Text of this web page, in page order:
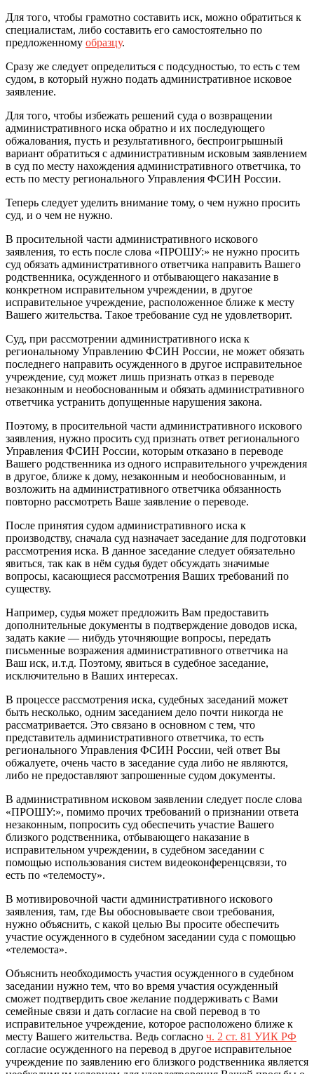
Для того, чтобы грамотно составить иск, можно обратиться к
специалистам, либо составить его самостоятельно по
предложенному образцу.
Сразу же следует определиться с подсудностью, то есть с тем
судом, в который нужно подать административное исковое
заявление.
Для того, чтобы избежать решений суда о возвращении
административного иска обратно и их последующего
обжалования, пусть и результативного, беспроигрышный
вариант обратиться с административным исковым заявлением
в суд по месту нахождения административного ответчика, то
есть по месту регионального Управления ФСИН России.
Теперь следует уделить внимание тому, о чем нужно просить
суд, и о чем не нужно.
В просительной части административного искового
заявления, то есть после слова «ПРОШУ:» не нужно просить
суд обязать административного ответчика направить Вашего
родственника, осужденного и отбывающего наказание в
конкретном исправительном учреждении, в другое
исправительное учреждение, расположенное ближе к месту
Вашего жительства. Такое требование суд не удовлетворит.
Суд, при рассмотрении административного иска к
региональному Управлению ФСИН России, не может обязать
последнего направить осужденного в другое исправительное
учреждение, суд может лишь признать отказ в переводе
незаконным и необоснованным и обязать административного
ответчика устранить допущенные нарушения закона.
Поэтому, в просительной части административного искового
заявления, нужно просить суд признать ответ регионального
Управления ФСИН России, которым отказано в переводе
Вашего родственника из одного исправительного учреждения
в другое, ближе к дому, незаконным и необоснованным, и
возложить на административного ответчика обязанность
повторно рассмотреть Ваше заявление о переводе.
После принятия судом административного иска к
производству, сначала суд назначает заседание для подготовки
рассмотрения иска. В данное заседание следует обязательно
явиться, так как в нём судья будет обсуждать значимые
вопросы, касающиеся рассмотрения Ваших требований по
существу.
Например, судья может предложить Вам предоставить
дополнительные документы в подтверждение доводов иска,
задать какие — нибудь уточняющие вопросы, передать
письменные возражения административного ответчика на
Ваш иск, и.т.д. Поэтому, явиться в судебное заседание,
исключительно в Ваших интересах.
В процессе рассмотрения иска, судебных заседаний может
быть несколько, одним заседанием дело почти никогда не
рассматривается. Это связано в основном с тем, что
представитель административного ответчика, то есть
регионального Управления ФСИН России, чей ответ Вы
обжалуете, очень часто в заседание суда либо не являются,
либо не предоставляют запрошенные судом документы.
В административном исковом заявлении следует после слова
«ПРОШУ:», помимо прочих требований о признании ответа
незаконным, попросить суд обеспечить участие Вашего
близкого родственника, отбывающего наказание в
исправительном учреждении, в судебном заседании с
помощью использования систем видеоконференцсвязи, то
есть по «телемосту».
В мотивировочной части административного искового
заявления, там, где Вы обосновываете свои требования,
нужно объяснить, с какой целью Вы просите обеспечить
участие осужденного в судебном заседании суда с помощью
«телемоста».
Объяснить необходимость участия осужденного в судебном
заседании нужно тем, что во время участия осужденный
сможет подтвердить свое желание поддерживать с Вами
семейные связи и дать согласие на свой перевод в то
исправительное учреждение, которое расположено ближе к
месту Вашего жительства. Ведь согласно ч. 2 ст. 81 УИК РФ
согласие осужденного на перевод в другое исправительное
учреждение по заявлению его близкого родственника является